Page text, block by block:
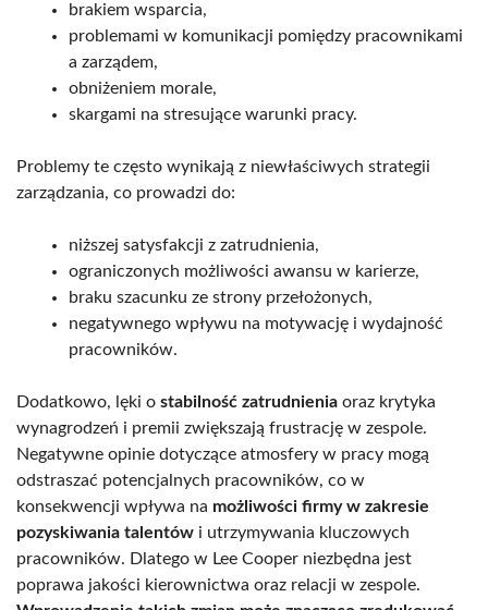
brakiem wsparcia,
problemami w komunikacji pomiędzy pracownikami
a zarządem,
obniżeniem morale,
skargami na stresujące warunki pracy.
Problemy te często wynikają z niewłaściwych strategii
zarządzania, co prowadzi do:
niższej satysfakcji z zatrudnienia,
ograniczonych możliwości awansu w karierze,
braku szacunku ze strony przełożonych,
negatywnego wpływu na motywację i wydajność
pracowników.
Dodatkowo, lęki o stabilność zatrudnienia oraz krytyka
wynagrodzeń i premii zwiększają frustrację w zespole.
Negatywne opinie dotyczące atmosfery w pracy mogą
odstraszać potencjalnych pracowników, co w
konsekwencji wpływa na możliwości firmy w zakresie
pozyskiwania talentów i utrzymywania kluczowych
pracowników. Dlatego w Lee Cooper niezbędna jest
poprawa jakości kierownictwa oraz relacji w zespole.